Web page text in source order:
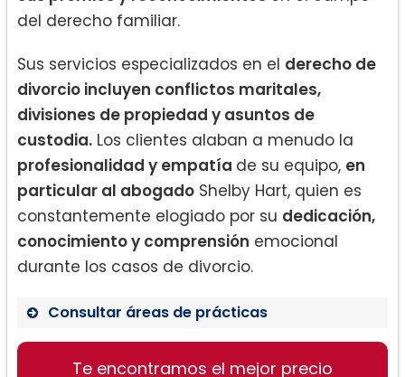
del derecho familiar.
Sus servicios especializados en el derecho de
divorcio incluyen conflictos maritales,
divisiones de propiedad y asuntos de
custodia. Los clientes alaban a menudo la
profesionalidad y empatía de su equipo, en
particular al abogado Shelby Hart, quien es
constantemente elogiado por su dedicación,
conocimiento y comprensión emocional
durante los casos de divorcio.
Consultar áreas de prácticas
Derecho de familia
Te encontramos el mejor precio